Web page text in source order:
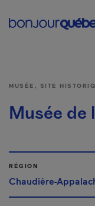
MUSÉE, SITE
Musée de
RÉGION
Chaudière-